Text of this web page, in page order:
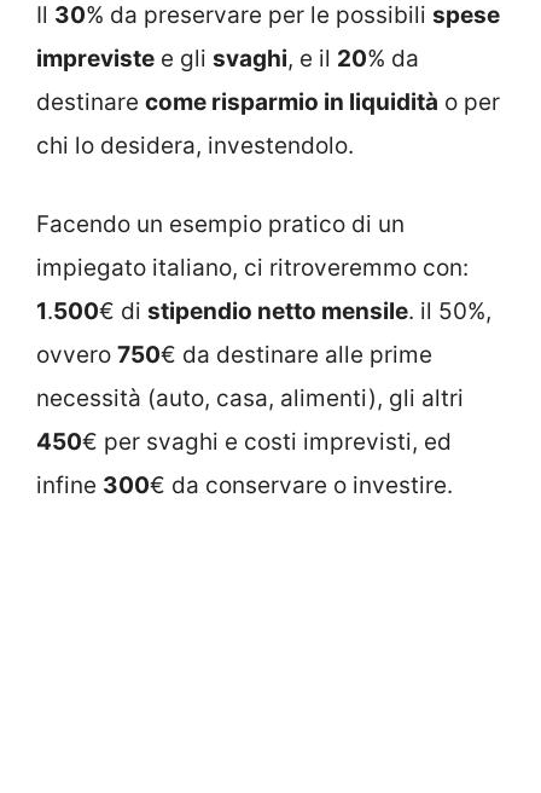
Il 30% da preservare per le possibili spese
impreviste e gli svaghi, e il 20% da
destinare come risparmio in liquidità o per
chi lo desidera, investendolo.
Facendo un esempio pratico di un
impiegato italiano, ci ritroveremmo con:
1.500€ di stipendio netto mensile. il 50%,
ovvero 750€ da destinare alle prime
necessità (auto, casa, alimenti), gli altri
450€ per svaghi e costi imprevisti, ed
infine 300€ da conservare o investire.